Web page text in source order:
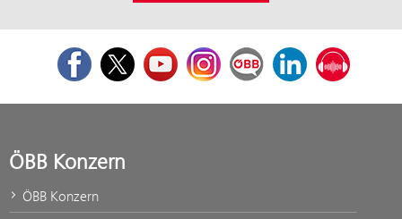
FacebookTwitterYoutubeInstagramÖBB Corporate Blog
LinkedInPodcast
ÖBB Konzern
ÖBB Konzern